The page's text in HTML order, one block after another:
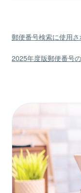
郵便番号検索に使用
2025年度版郵便番号